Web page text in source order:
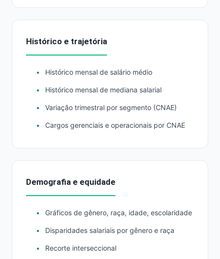
Histórico e trajetória
Histórico mensal de salário médio
Histórico mensal de mediana salarial
Variação trimestral por segmento (CNAE)
Cargos gerenciais e operacionais por CNAE
Demografia e equidade
Gráficos de gênero, raça, idade, escolaridade
Disparidades salariais por gênero e raça
Recorte interseccional